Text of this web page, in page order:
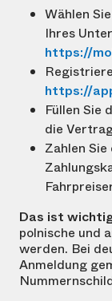
Wählen
Ihres
https://
https://
Füllen Sie
die
Zahlen
Das ist
polnische und
werden. Bei
Anmeldung